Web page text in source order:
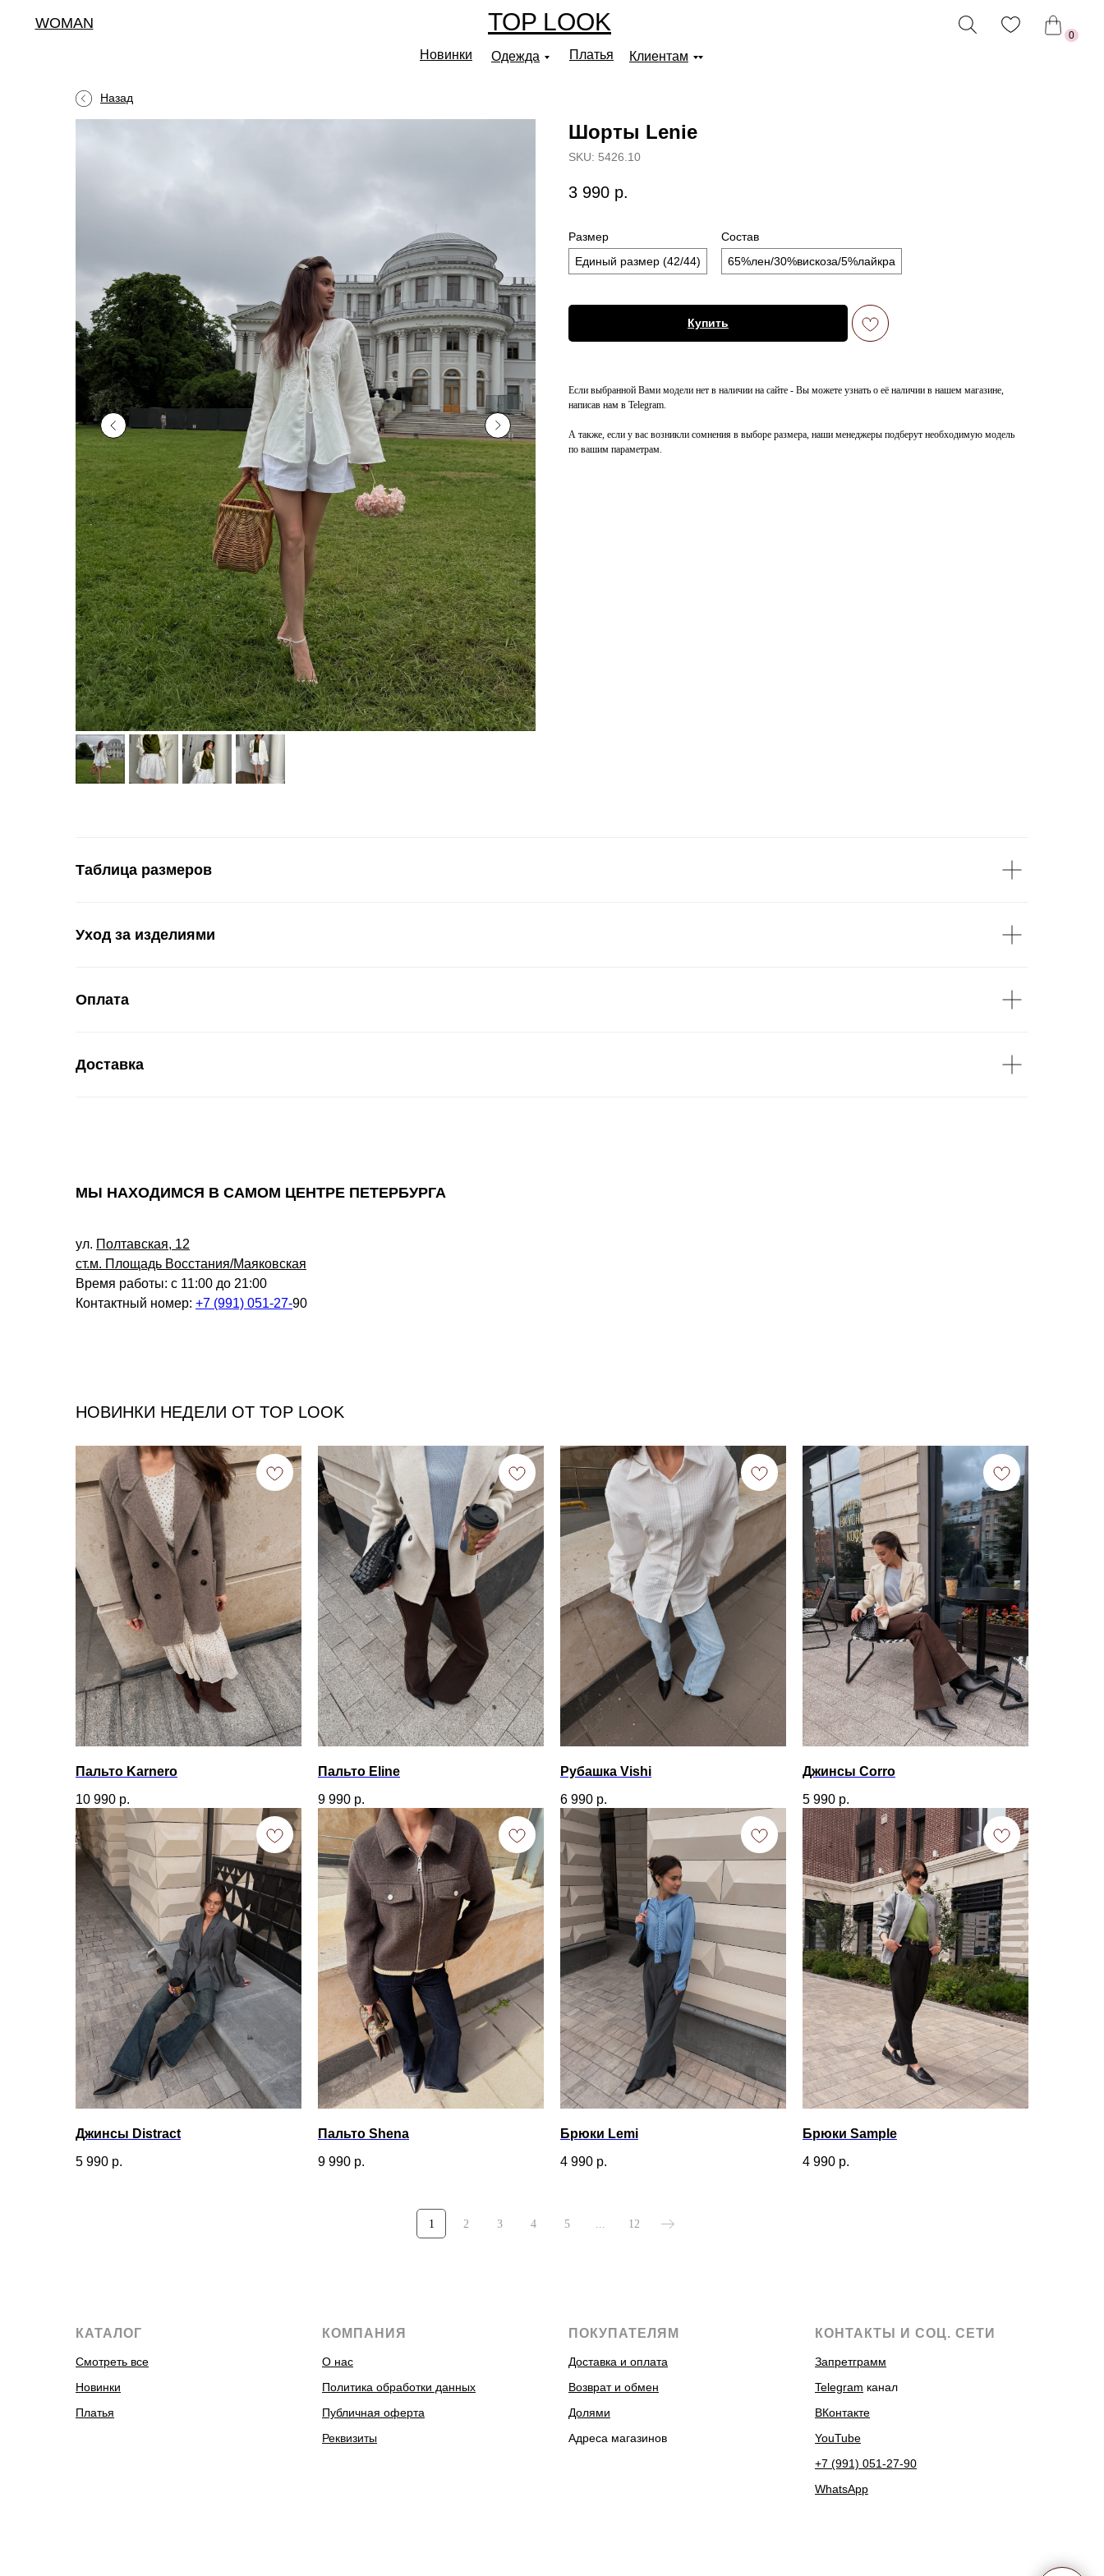
Платья
WOMAN
Новинки Одежда Клиентам
0
TOP LOOK
Назад
Шорты Lenie
SKU: 5426.10
3 990 р.
Размер
Единый размер (42/44)
Состав
65%лен/30%вискоза/5%лайкра
Купить
Если выбранной Вами модели нет в наличии на сайте - Вы можете узнать о её наличии в нашем магазине,
написав нам в Telegram.
А также, если у вас возникли сомнения в выборе размера, наши менеджеры подберут необходимую модель
по вашим параметрам.
Таблица размеров
Уход за изделиями
Оплата
Доставка
МЫ НАХОДИМСЯ В САМОМ ЦЕНТРЕ ПЕТЕРБУРГА
ул. Полтавская, 12
ст.м. Площадь Восстания/Маяковская
Время работы: с 11:00 до 21:00
Контактный номер: +7 (991) 051-27-90
НОВИНКИ НЕДЕЛИ ОТ TOP LOOK
Пальто Karnero
10 990 р.
Пальто Eline
9 990 р.
Рубашка Vishi
6 990 р.
Джинсы Corro
5 990 р.
Джинсы Distract
5 990 р.
Пальто Shena
9 990 р.
Брюки Lemi
4 990 р.
Брюки Sample
4 990 р.
1 2 3 4 5 12
КАТАЛОГ
Смотреть все
Новинки
Платья
КОМПАНИЯ
О нас
Политика обработки данных
Публичная оферта
Реквизиты
ПОКУПАТЕЛЯМ
Доставка и оплата
Возврат и обмен
Долями
Адреса магазинов
КОНТАКТЫ И СОЦ. СЕТИ
Запретграмм
Telegram канал
ВКонтакте
YouTube
+7 (991) 051-27-90
WhatsApp